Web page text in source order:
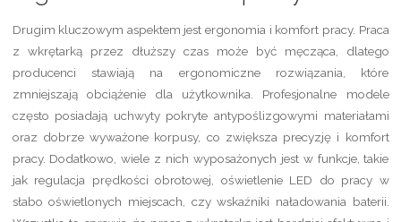
Drugim kluczowym aspektem jest ergonomia i komfort pracy. Praca
z wkrętarką przez dłuższy czas może być męcząca, dlatego
producenci stawiają na ergonomiczne rozwiązania, które
zmniejszają obciążenie dla użytkownika. Profesjonalne modele
często posiadają uchwyty pokryte antypoślizgowymi materiałami
oraz dobrze wyważone korpusy, co zwiększa precyzję i komfort
pracy. Dodatkowo, wiele z nich wyposażonych jest w funkcje, takie
jak regulacja prędkości obrotowej, oświetlenie LED do pracy w
słabo oświetlonych miejscach, czy wskaźniki naładowania baterii.